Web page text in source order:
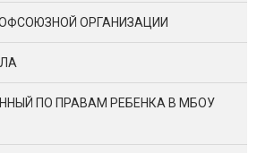
ОРГАНИЗАЦИИ
ПО ПРАВАМ РЕБЕНКА В МБОУ